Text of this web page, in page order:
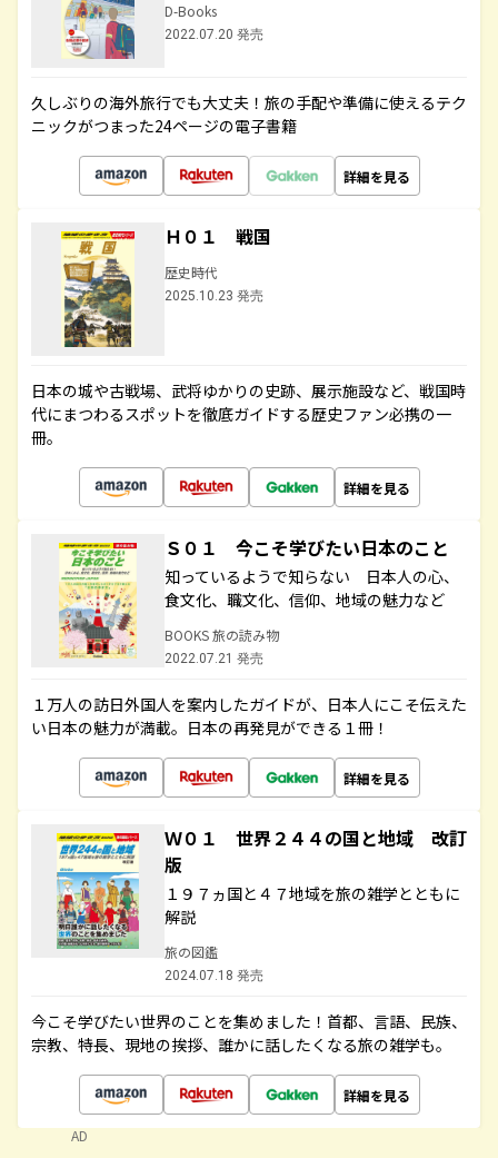
D-Books
2022.07.20 発売
久しぶりの海外旅行でも大丈夫！旅の手配や準備に使えるテク
ニックがつまった24ページの電子書籍
詳細を見る
Ｈ０１ 戦国
歴史時代
2025.10.23 発売
日本の城や古戦場、武将ゆかりの史跡、展示施設など、戦国時
代にまつわるスポットを徹底ガイドする歴史ファン必携の一
冊。
詳細を見る
Ｓ０１ 今こそ学びたい日本のこと
知っているようで知らない 日本人の心、
食文化、職文化、信仰、地域の魅力など
BOOKS 旅の読み物
2022.07.21 発売
１万人の訪日外国人を案内したガイドが、日本人にこそ伝えた
い日本の魅力が満載。日本の再発見ができる１冊！
詳細を見る
Ｗ０１ 世界２４４の国と地域 改訂
版
１９７ヵ国と４７地域を旅の雑学とともに
解説
旅の図鑑
2024.07.18 発売
今こそ学びたい世界のことを集めました！首都、言語、民族、
宗教、特長、現地の挨拶、誰かに話したくなる旅の雑学も。
詳細を見る
AD